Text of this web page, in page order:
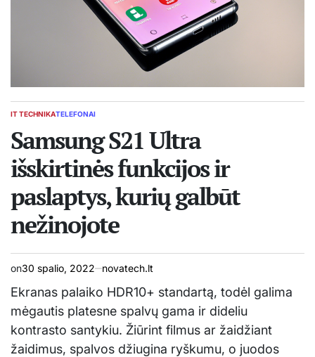
POSTED
IT TECHNIKATELEFONAI
Samsung S21 Ultra
išskirtinės funkcijos ir
paslaptys, kurių galbūt
nežinojote
on30 spalio, 2022 novatech.lt
Ekranas palaiko HDR10+ standartą, todėl galima
mėgautis platesne spalvų gama ir dideliu
kontrasto santykiu. Žiūrint filmus ar žaidžiant
žaidimus, spalvos džiugina ryškumu, o juodos